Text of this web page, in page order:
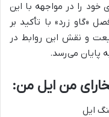
را در مواجهه با این
«گاو زرد» با تأکید بر
و نقش این روابط در
پایان می‌رسد.
ایل